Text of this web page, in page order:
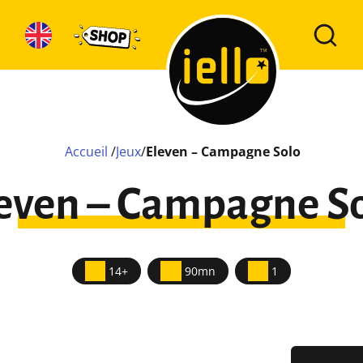
Accueil /Jeux/Eleven – Campagne Solo
– Campagne
14+ 90mn 1